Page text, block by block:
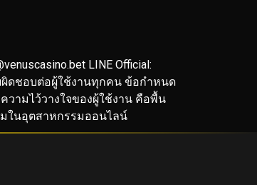
LINE Official:
ผิดชอบต่อผู้ใช้งานทุกคน ข้อกำหนด
วามไว้วางใจของผู้ใช้งาน คือพื้น
ในอุตสาหกรรมออนไลน์